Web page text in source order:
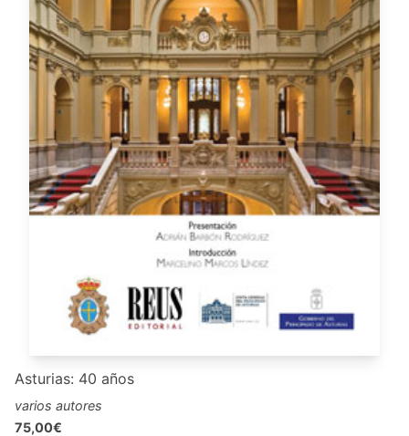
Asturias: 40 años
varios autores
75,00€